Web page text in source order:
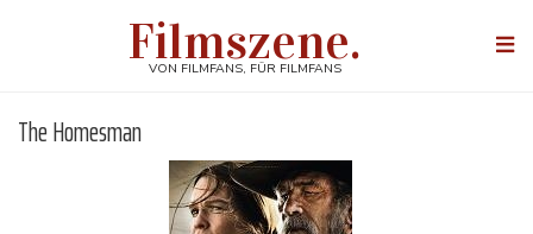
Filmszene.
VON FILMFANS, FÜR FILMFANS
The Homesman